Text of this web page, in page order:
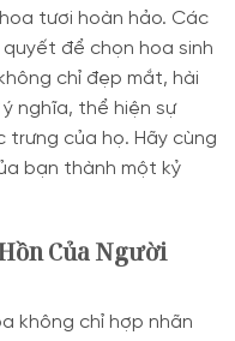
tươi hoàn hảo. Các
để chọn hoa sinh
chỉ đẹp mắt, hài
nghĩa, thể hiện sự
trưng của họ. Hãy cùng
bạn thành một kỷ
Của Người
không chỉ hợp nhãn